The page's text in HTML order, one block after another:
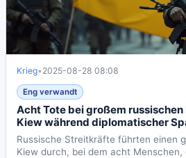
Krieg• 2025-08-28 08:08
Eng verwandt
Acht Tote bei großem
Kiew während diplomatischer
Russische Streitkräfte führten einen
Kiew durch, bei dem acht Menschen,